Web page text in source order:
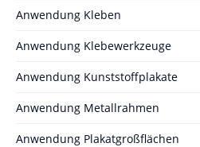
Anwendung Kleben
Anwendung Klebewerkzeuge
Anwendung Kunststoffplakate
Anwendung Metallrahmen
Anwendung Plakatgroßflächen